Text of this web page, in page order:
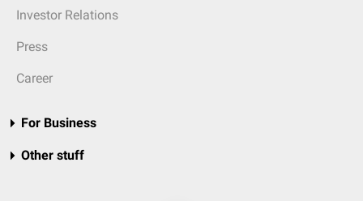
Investor Relations
Press
Career
For Business
Other stuff